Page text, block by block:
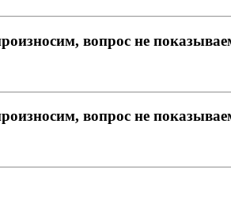
вопрос не
вопрос не